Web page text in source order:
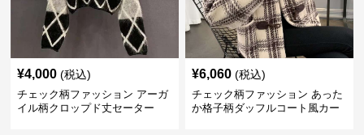
¥4,000 (税込)
チェック柄ファッション アーガ
イル柄クロップド丈セーター
¥6,060 (税込)
チェック柄ファッション あった
か格子柄ダッフルコート風カー